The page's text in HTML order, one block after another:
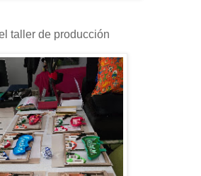
taller de producción